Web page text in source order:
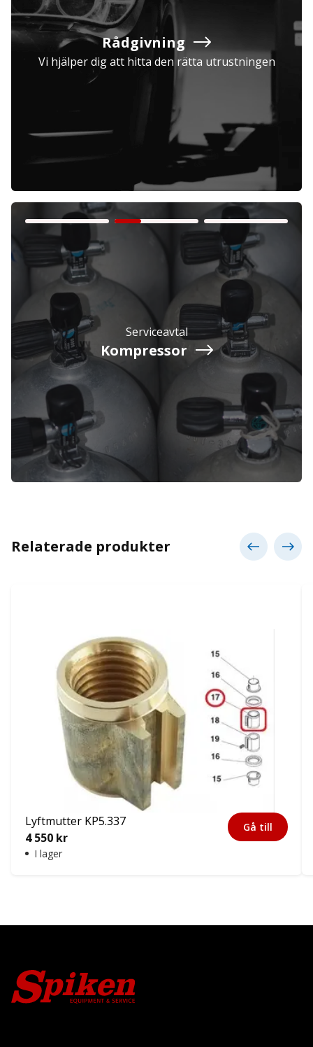
Företag Exkl. moms
Privatperson Inkl. moms
Rådgivning
Vi hjälper dig att hitta den rätta utrustningen
Serviceavtal
Kompressor
Relaterade produkter
Lyftmutter KP5.337
4 550 kr
I lager
Gå till